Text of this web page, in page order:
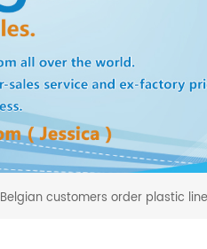
Belgian customers order plastic